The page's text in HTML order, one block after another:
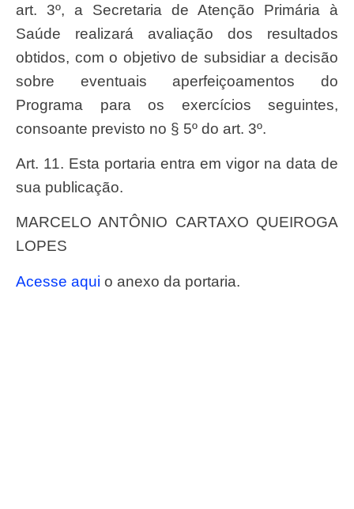
art. 3º, a Secretaria de Atenção Primária à
Saúde realizará avaliação dos resultados
obtidos, com o objetivo de subsidiar a decisão
sobre eventuais aperfeiçoamentos do
Programa para os exercícios seguintes,
consoante previsto no § 5º do art. 3º.
Art. 11. Esta portaria entra em vigor na data de
sua publicação.
MARCELO ANTÔNIO CARTAXO QUEIROGA
LOPES
Acesse aqui o anexo da portaria.